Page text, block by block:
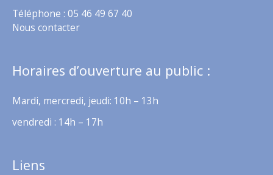
Téléphone : 05 46 49 67 40
Nous contacter
Horaires d’ouverture au public :
Mardi, mercredi, jeudi: 10h – 13h
vendredi : 14h – 17h
Liens